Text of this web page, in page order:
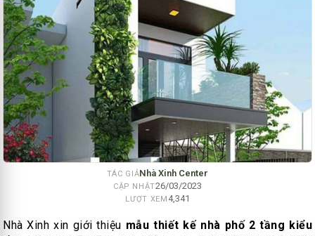
n
TÁC GIẢNhà Xinh Center
CẬP NHẬT26/03/2023
LƯỢT XEM 4,341
Nhà Xinh xin giới thiệu mẫu thiết kế nhà phố 2 tầng kiểu